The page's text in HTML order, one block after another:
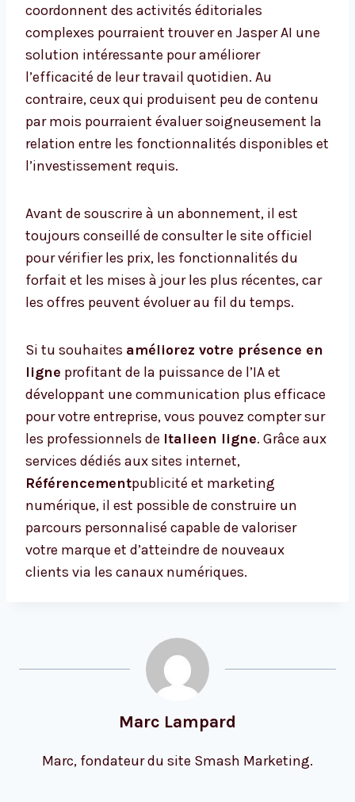
coordonnent des activités éditoriales
complexes pourraient trouver en Jasper AI une
solution intéressante pour améliorer
l’efficacité de leur travail quotidien. Au
contraire, ceux qui produisent peu de contenu
par mois pourraient évaluer soigneusement la
relation entre les fonctionnalités disponibles et
l’investissement requis.
Avant de souscrire à un abonnement, il est
toujours conseillé de consulter le site officiel
pour vérifier les prix, les fonctionnalités du
forfait et les mises à jour les plus récentes, car
les offres peuvent évoluer au fil du temps.
Si tu souhaites améliorez votre présence en
ligne profitant de la puissance de l’IA et
développant une communication plus efficace
pour votre entreprise, vous pouvez compter sur
les professionnels de Italieen ligne. Grâce aux
services dédiés aux sites internet,
Référencementpublicité et marketing
numérique, il est possible de construire un
parcours personnalisé capable de valoriser
votre marque et d’atteindre de nouveaux
clients via les canaux numériques.
Marc Lampard
Marc, fondateur du site Smash Marketing.